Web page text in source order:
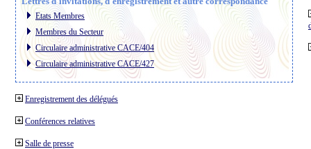
Etats Membres
Membres du Secteur
Circulaire administrative CACE/404
Circulaire administrative CACE/427
Enregistrement des délégués
Conférences relatives
Salle de presse